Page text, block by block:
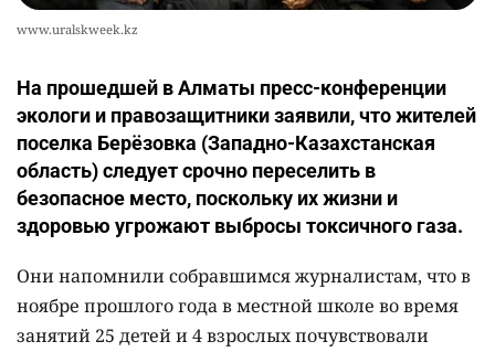
www.uralskweek.kz
На прошедшей в Алматы пресс-конференции
экологи и правозащитники заявили, что жителей
поселка Берёзовка (Западно-Казахстанская
область) следует срочно переселить в
безопасное место, поскольку их жизни и
здоровью угрожают выбросы токсичного газа.
Они напомнили собравшимся журналистам, что в
ноябре прошлого года в местной школе во время
занятий 25 детей и 4 взрослых почувствовали